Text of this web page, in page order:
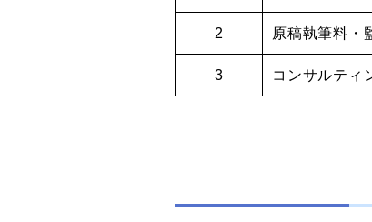
2 原稿執筆料・
3 コンサルティ